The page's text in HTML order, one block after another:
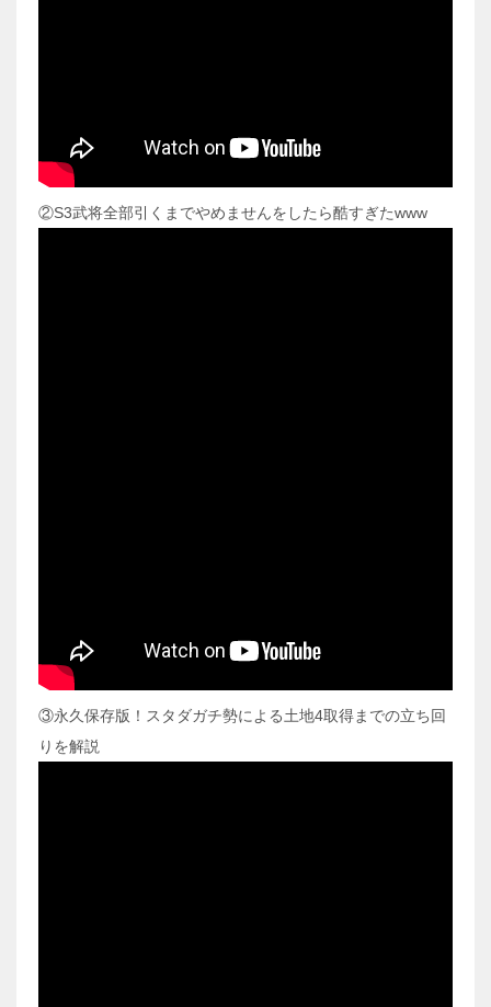
②S3武将全部引くまでやめませんをしたら酷すぎたwww
③永久保存版！スタダガチ勢による土地4取得までの立ち回
りを解説